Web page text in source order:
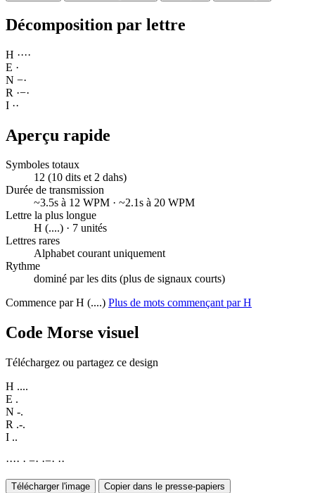
Décomposition par lettre
H ····
E ·
N −·
R ·−·
I ··
Aperçu rapide
Symboles totaux
12 (10 dits et 2 dahs)
Durée de transmission
~3.5s à 12 WPM · ~2.1s à 20 WPM
Lettre la plus longue
H (....) · 7 unités
Lettres rares
Alphabet courant uniquement
Rythme
dominé par les dits (plus de signaux courts)
Commence par H (....) Plus de mots commençant par H
Code Morse visuel
Téléchargez ou partagez ce design
H ....
E .
N -.
R .-.
I ..
···· · −· ·−· ··
Télécharger l'image Copier dans le presse-papiers